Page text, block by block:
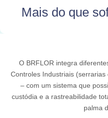
Mais do que
O BRFLOR integra
Controles Industriais
– com um sistema que
custódia e a rastreabilidade
palma